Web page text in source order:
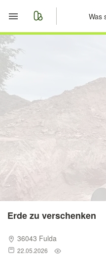
Nachrichten
Anzeige aufgeben
Erde zu verschenken
36043 Fulda
22.05.2026